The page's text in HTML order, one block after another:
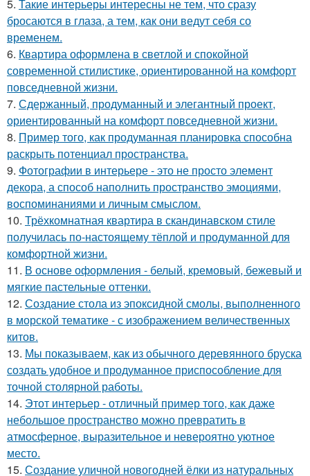
5. Такие интерьеры интересны не тем, что сразу
бросаются в глаза, а тем, как они ведут себя со
временем.
6. Квартира оформлена в светлой и спокойной
современной стилистике, ориентированной на комфорт
повседневной жизни.
7. Сдержанный, продуманный и элегантный проект,
ориентированный на комфорт повседневной жизни.
8. Пример того, как продуманная планировка способна
раскрыть потенциал пространства.
9. Фотографии в интерьере - это не просто элемент
декора, а способ наполнить пространство эмоциями,
воспоминаниями и личным смыслом.
10. Трёхкомнатная квартира в скандинавском стиле
получилась по-настоящему тёплой и продуманной для
комфортной жизни.
11. В основе оформления - белый, кремовый, бежевый и
мягкие пастельные оттенки.
12. Создание стола из эпоксидной смолы, выполненного
в морской тематике - с изображением величественных
китов.
13. Мы показываем, как из обычного деревянного бруска
создать удобное и продуманное приспособление для
точной столярной работы.
14. Этот интерьер - отличный пример того, как даже
небольшое пространство можно превратить в
атмосферное, выразительное и невероятно уютное
место.
15. Создание уличной новогодней ёлки из натуральных